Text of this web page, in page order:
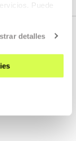
Puede
detalles